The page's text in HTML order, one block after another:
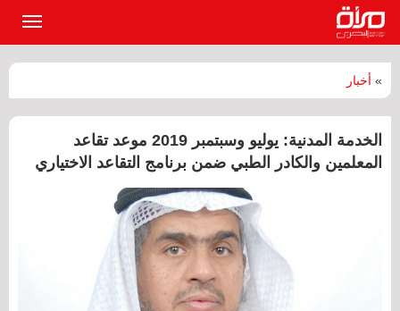
» أخبار
الخدمة المدنية: يوليو وسبتمبر 2019 موعد تقاعد
المعلمين والكادر الطبي ضمن برنامج التقاعد الاختياري